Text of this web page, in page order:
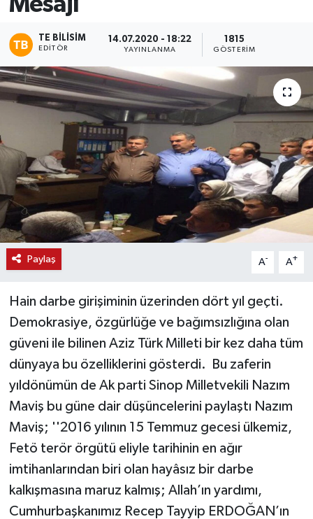
TE BILISIM
EDITÖR
14.07.2020 - 18:22
YAYINLANMA
1815
GÖSTERIM
Paylaş A- A+
Hain darbe girişiminin üzerinden dört yıl geçti.
Demokrasiye, özgürlüğe ve bağımsızlığına olan
güveni ile bilinen Aziz Türk Milleti bir kez daha tüm
dünyaya bu özelliklerini gösterdi. Bu zaferin
yıldönümün de Ak parti Sinop Milletvekili Nazım
Maviş bu güne dair düşüncelerini paylaştı Nazım
Maviş; ''2016 yılının 15 Temmuz gecesi ülkemiz,
Fetö terör örgütü eliyle tarihinin en ağır
imtihanlarından biri olan hayâsız bir darbe
kalkışmasına maruz kalmış; Allah’ın yardımı,
Cumhurbaşkanımız Recep Tayyip ERDOĞAN’ın